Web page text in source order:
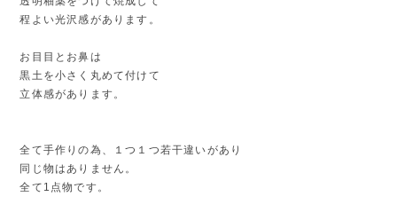
程よい光沢感があります。
お目目とお鼻は
黒土を小さく丸めて付けて
立体感があります。
全て手作りの為、１つ１つ若干違いがあり
同じ物はありません。
全て1点物です。